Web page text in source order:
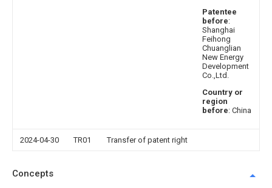
Patentee
before:
Shanghai
Feihong
Chuanglian
New Energy
Development
Co.,Ltd.
Country or
region
before: China
2024-04-30 TR01 Transfer of patent right
Concepts